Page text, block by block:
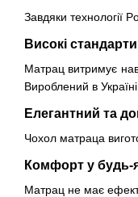
Завдяки технології
Високі стандарти
Матрац витримує
Вироблений в Україні,
Елегантний та
Чохол матраца
Комфорт у будь-
Матрац не має